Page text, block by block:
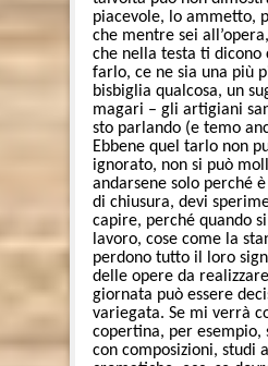
piacevole, lo ammetto,
che mentre sei
che nella testa ti dicono
farlo, ce ne sia una più
bisbiglia qualcosa, un
magari – gli artigiani
sto parlando (e temo
Ebbene quel tarlo non
ignorato, non si può
andarsene solo perché
di chiusura, devi
capire, perché quando
lavoro, cose come la
perdono tutto il loro
delle opere da
giornata può essere
variegata. Se mi verrà
copertina, per esempio,
con composizioni, studi